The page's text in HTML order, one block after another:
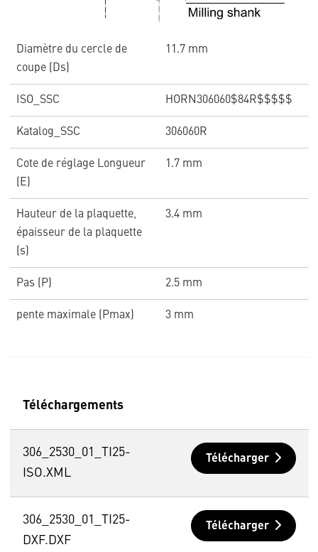
Diamètre du cercle de
coupe (Ds)
11.7 mm
ISO_SSC HORN306060$84R$$$$$
Katalog_SSC 306060R
Cote de réglage Longueur
(E)
1.7 mm
Hauteur de la plaquette,
épaisseur de la plaquette
(s)
3.4 mm
Pas (P) 2.5 mm
pente maximale (Pmax) 3 mm
Téléchargements
306_2530_01_TI25-
ISO.XML
Télécharger
306_2530_01_TI25-
DXF.DXF
Télécharger